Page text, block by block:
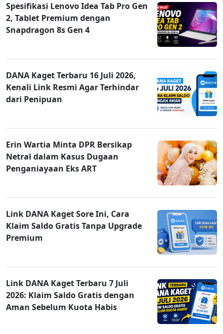
Spesifikasi Lenovo Idea Tab Pro Gen
2, Tablet Premium dengan
Snapdragon 8s Gen 4
DANA Kaget Terbaru 16 Juli 2026,
Kenali Link Resmi Agar Terhindar
dari Penipuan
Erin Wartia Minta DPR Bersikap
Netral dalam Kasus Dugaan
Penganiayaan Eks ART
Link DANA Kaget Sore Ini, Cara
Klaim Saldo Gratis Tanpa Upgrade
Premium
Link DANA Kaget Terbaru 7 Juli
2026: Klaim Saldo Gratis dengan
Aman Sebelum Kuota Habis